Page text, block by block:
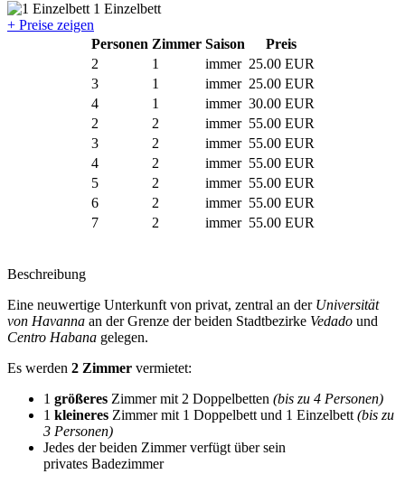
1 Einzelbett
+ Preise zeigen
Personen Zimmer Saison
Preis
2
1 immer 25.00 EUR
3
1 immer 25.00 EUR
4
1 immer 30.00 EUR
2
2 immer 55.00 EUR
3
2 immer 55.00 EUR
4
2 immer 55.00 EUR
5
2 immer 55.00 EUR
6
2 immer 55.00 EUR
7
2 immer 55.00 EUR
Beschreibung
Eine neuwertige Unterkunft von privat, zentral an der Universität
von Havanna an der Grenze der beiden Stadtbezirke Vedado und
Centro Habana gelegen.
Es werden 2 Zimmer vermietet:
1 größeres Zimmer mit 2 Doppelbetten (bis zu 4 Personen)
1 kleineres Zimmer mit 1 Doppelbett und 1 Einzelbett (bis zu
3 Personen)
Jedes der beiden Zimmer verfügt über sein
privates Badezimmer